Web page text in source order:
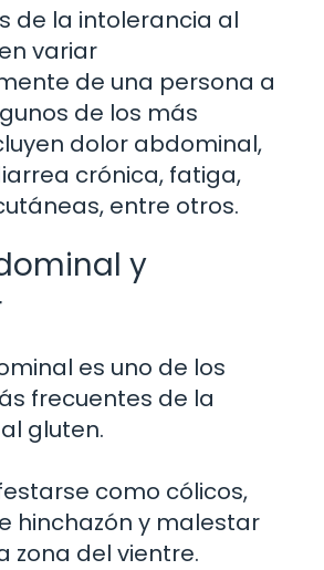
de la intolerancia al
variar
de una persona a
de los más
dolor abdominal,
crónica, fatiga,
entre otros.
y
es uno de los
frecuentes de la
gluten.
como cólicos,
hinchazón y malestar
zona del vientre.